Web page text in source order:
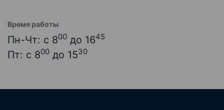
Время работы
Пн-Чт: с 800 до 1645
Пт: с 800 до 1530